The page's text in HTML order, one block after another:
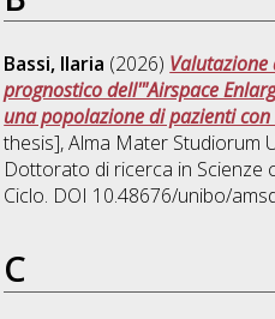
Bassi, Ilaria (2026)
prognostico dell'"Airspace
una popolazione di pazienti
thesis], Alma Mater Studiorum
Dottorato di ricerca in Scienze
Ciclo. DOI 10.48676/unibo/
C